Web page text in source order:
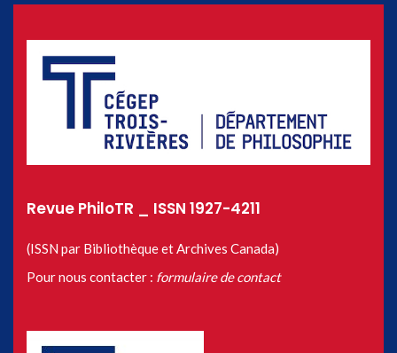
Revue PhiloTR _ ISSN 1927-4211
(ISSN par Bibliothèque et Archives Canada)
Pour nous contacter : formulaire de contact